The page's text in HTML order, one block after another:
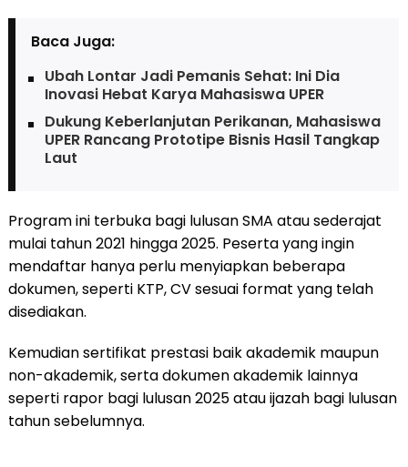
Baca Juga:
Ubah Lontar Jadi Pemanis Sehat: Ini Dia
Inovasi Hebat Karya Mahasiswa UPER
Dukung Keberlanjutan Perikanan, Mahasiswa
UPER Rancang Prototipe Bisnis Hasil Tangkap
Laut
Program ini terbuka bagi lulusan SMA atau sederajat
mulai tahun 2021 hingga 2025. Peserta yang ingin
mendaftar hanya perlu menyiapkan beberapa
dokumen, seperti KTP, CV sesuai format yang telah
disediakan.
Kemudian sertifikat prestasi baik akademik maupun
non-akademik, serta dokumen akademik lainnya
seperti rapor bagi lulusan 2025 atau ijazah bagi lulusan
tahun sebelumnya.